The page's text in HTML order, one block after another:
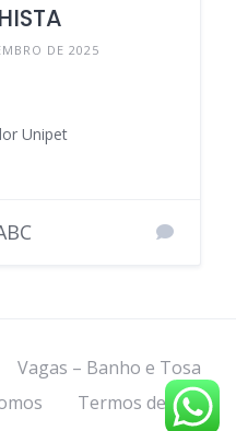
DE 2025
Unipet
Vagas – Banho e Tosa
Termos de uso